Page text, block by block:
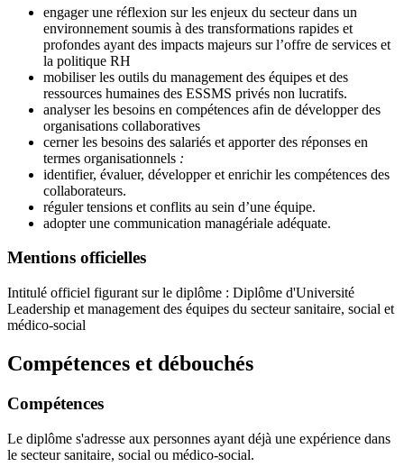
engager une réflexion sur les enjeux du secteur dans un
environnement soumis à des transformations rapides et
profondes ayant des impacts majeurs sur l’offre de services et
la politique RH
mobiliser les outils du management des équipes et des
ressources humaines des ESSMS privés non lucratifs.
analyser les besoins en compétences afin de développer des
organisations collaboratives
cerner les besoins des salariés et apporter des réponses en
termes organisationnels :
identifier, évaluer, développer et enrichir les compétences des
collaborateurs.
réguler tensions et conflits au sein d’une équipe.
adopter une communication managériale adéquate.
Mentions officielles
Intitulé officiel figurant sur le diplôme : Diplôme d'Université
Leadership et management des équipes du secteur sanitaire, social et
médico-social
Compétences et débouchés
Compétences
Le diplôme s'adresse aux personnes ayant déjà une expérience dans
le secteur sanitaire, social ou médico-social.